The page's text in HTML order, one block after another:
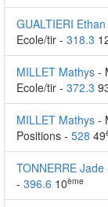
GUALTIERI Ethan
Ecole/tir - 318.3
MILLET Mathys -
Ecole/tir - 372.3
MILLET Mathys -
Positions - 528 49
TONNERRE Jade
- 396.6 10ème